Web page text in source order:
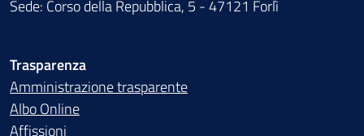
Sede: Corso della Repubblica, 5 - 47121 Forlì
Trasparenza
Amministrazione trasparente
Albo Online
Affissioni